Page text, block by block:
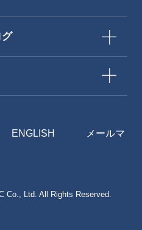
ENGLISH
メールマ
Co., Ltd. All Rights Reserved.